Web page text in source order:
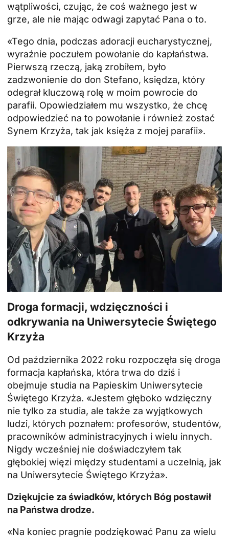
wątpliwości, czując, że coś ważnego jest w
grze, ale nie mając odwagi zapytać Pana o to.
«Tego dnia, podczas adoracji eucharystycznej,
wyraźnie poczułem powołanie do kapłaństwa.
Pierwszą rzeczą, jaką zrobiłem, było
zadzwonienie do don Stefano, księdza, który
odegrał kluczową rolę w moim powrocie do
parafii. Opowiedziałem mu wszystko, że chcę
odpowiedzieć na to powołanie i również zostać
Synem Krzyża, tak jak księża z mojej parafii».
Droga formacji, wdzięczności i
odkrywania na Uniwersytecie Świętego
Krzyża
Od października 2022 roku rozpoczęła się droga
formacja kapłańska, która trwa do dziś i
obejmuje studia na Papieskim Uniwersytecie
Świętego Krzyża. «Jestem głęboko wdzięczny
nie tylko za studia, ale także za wyjątkowych
ludzi, których poznałem: profesorów, studentów,
pracowników administracyjnych i wielu innych.
Nigdy wcześniej nie doświadczyłem tak
głębokiej więzi między studentami a uczelnią, jak
na Uniwersytecie Świętego Krzyża».
Dziękujcie za świadków, których Bóg postawił
na Państwa drodze.
«Na koniec pragnie podziękować Panu za wielu